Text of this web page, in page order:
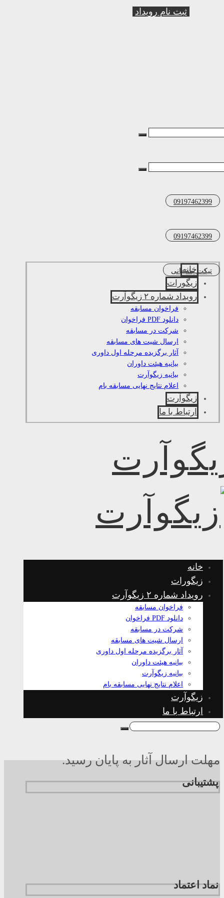
ثبت نام رویداد
09197462399
09197462399
تیکت پشتیبانی
خانه
زیگورات
رویداد شماره ۲ زیگوآرت
فراخوان مسابقه
دانلود PDF فراخوان
شرکت در مسابقه
ارسال شیت های مسابقه
آثار برگزیده مرحله اول داوری
بیانیه هیئت داوران
بیانیه زیگوآرت
اعلام نتایج نهایی مسابقه بام
زیگوآرت
ارتباط با ما
خانه
زیگورات
رویداد شماره ۲ زیگوآرت
فراخوان مسابقه
دانلود PDF فراخوان
شرکت در مسابقه
ارسال شیت های مسابقه
آثار برگزیده مرحله اول داوری
بیانیه هیئت داوران
بیانیه زیگوآرت
اعلام نتایج نهایی مسابقه بام
زیگوآرت
ارتباط با ما
مهلت ارسال آثار به پایان رسید.
پشتیبانی
نماد اعتماد